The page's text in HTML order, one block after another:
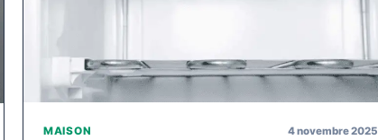
MAISON 4 novembre 2025